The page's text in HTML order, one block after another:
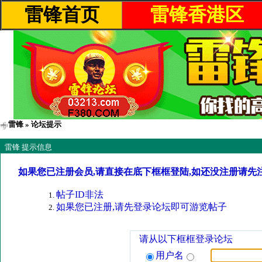
雷锋首页 雷锋香港区
雷锋 » 论坛提示
雷锋 提示信息
如果您已注册会员,请直接在底下框框登陆,如还没注册请先
帖子ID非法
如果您已注册,请先登录论坛即可游览帖子
请从以下框框登录论坛
用户名